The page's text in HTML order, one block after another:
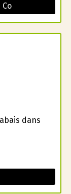
dans